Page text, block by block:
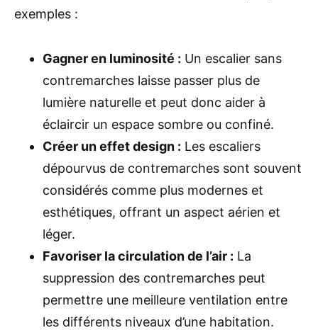
exemples :
Gagner en luminosité : Un escalier sans
contremarches laisse passer plus de
lumière naturelle et peut donc aider à
éclaircir un espace sombre ou confiné.
Créer un effet design : Les escaliers
dépourvus de contremarches sont souvent
considérés comme plus modernes et
esthétiques, offrant un aspect aérien et
léger.
Favoriser la circulation de l’air : La
suppression des contremarches peut
permettre une meilleure ventilation entre
les différents niveaux d’une habitation.